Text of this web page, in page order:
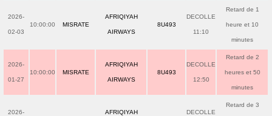
2026-
02-03
10:00:00 MISRATE
AFRIQIYAH
AIRWAYS
8U493
DECOLLE
11:10
Retard de 1
heure et 10
minutes
2026-
01-27
10:00:00 MISRATE
AFRIQIYAH
AIRWAYS
8U493
DECOLLE
12:50
Retard de 2
heures et 50
minutes
2026- AFRIQIYAH DECOLLE
Retard de 3